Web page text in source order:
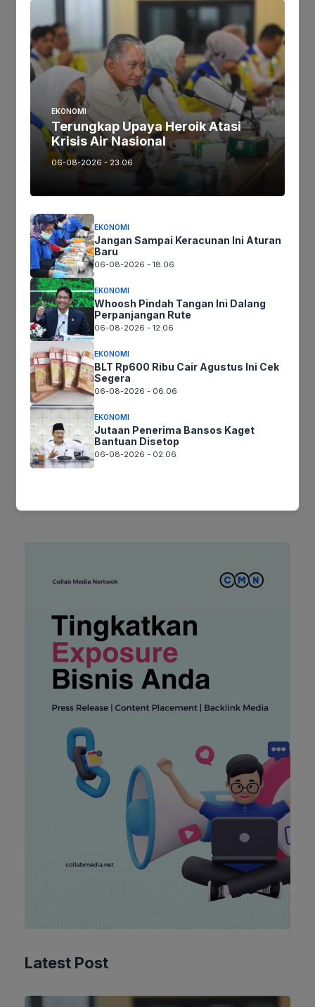
Tags:
Ikutikami :
Tinggalkan komentar
Komentar
Nama
Surel
Situs
web
Simpan nama, email, dan situs web saya pada peramban ini
untuk komentar saya berikutnya.
Latest Post
EKONOMI
Terungkap Upaya Heroik Atasi
Krisis Air Nasional
06-08-2026 - 23.06
EKONOMI
Jangan Sampai Keracunan Ini Aturan
Baru
06-08-2026 - 18.06
EKONOMI
Whoosh Pindah Tangan Ini Dalang
Perpanjangan Rute
06-08-2026 - 12.06
EKONOMI
BLT Rp600 Ribu Cair Agustus Ini Cek
Segera
06-08-2026 - 06.06
EKONOMI
Jutaan Penerima Bansos Kaget
Bantuan Disetop
06-08-2026 - 02.06